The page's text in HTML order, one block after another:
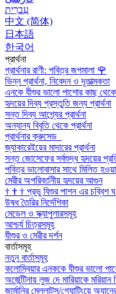
עִברִית
中文 (简体)
日本語
한국어
প্রার্থনা
প্রার্থনার রাণী: পবিত্র জপমালা 🌹
ভিন্ন প্রার্থনা, নিবেদন ও দূতাত্মকতা
এনকে যীশুর ভালো পাশোর কাছ থেকে
হৃদয়ের দিব্য প্রস্তুতি জন্য প্রার্থনা
সন্ত দিব্য আশ্র্যের প্রার্থনা
অন্যান্য বিবৃতি থেকে প্রার্থনা
প্রার্থনার ক্রুসেড
জ্যাকারেইয়ের মাদারের প্রার্থনা
সন্ত জোসেফের সর্বশুদ্ধ হৃদয়ের
পবিত্র ভালোবাসার সাথে মিলিত
মেরীর অপরিবর্তনীয় হৃদয়ের আগুন
† † † প্রভু যিশুর পাশন এর চব্বিশ
উষধ তৈরির নির্দেশিকা
মেডেল ও স্ক্যাপুলারসমূহ
আশ্চর্য চিত্রসমূহ
যীশুর ও মেরীর দর্শন
বার্তাসমূহ
নতুন বার্তাসমূহ
কলোম্বিয়ার এনককে যীশুর ভালো
অর্জেন্টিনায় লুজ দে মারিয়াকে মরিয়ান
জার্মানির মেল্লাট্‌স/গ্যোটিংয়ে